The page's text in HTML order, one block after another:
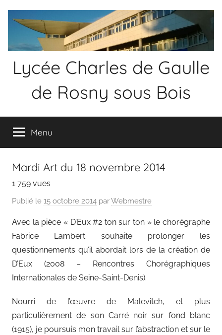
Lycée Charles de Gaulle
de Rosny sous Bois
Menu
Mardi Art du 18 novembre 2014
1 759 vues
Publié le 15 octobre 2014 parWebmestre
Avec la pièce « D’Eux #2 ton sur ton » le chorégraphe
Fabrice Lambert souhaite prolonger les
questionnements qu’il abordait lors de la création de
D’Eux (2008 – Rencontres Chorégraphiques
Internationales de Seine-Saint-Denis).
Nourri de l’œuvre de Malevitch, et plus
particulièrement de son Carré noir sur fond blanc
(1915), je poursuis mon travail sur l’abstraction et sur le